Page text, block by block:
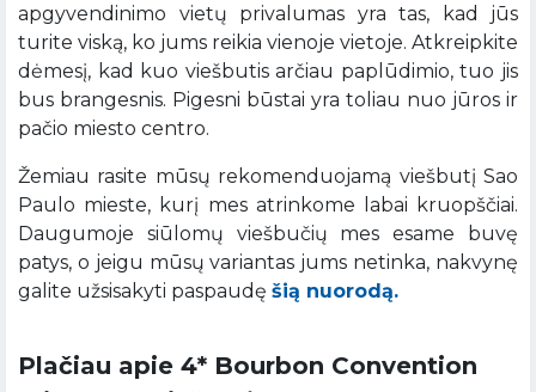
apgyvendinimo vietų privalumas yra tas, kad jūs
turite viską, ko jums reikia vienoje vietoje. Atkreipkite
dėmesį, kad kuo viešbutis arčiau paplūdimio, tuo jis
bus brangesnis. Pigesni būstai yra toliau nuo jūros ir
pačio miesto centro.
Žemiau rasite mūsų rekomenduojamą viešbutį Sao
Paulo mieste, kurį mes atrinkome labai kruopščiai.
Daugumoje siūlomų viešbučių mes esame buvę
patys, o jeigu mūsų variantas jums netinka, nakvynę
galite užsisakyti paspaudę šią nuorodą.
Plačiau apie 4* Bourbon Convention